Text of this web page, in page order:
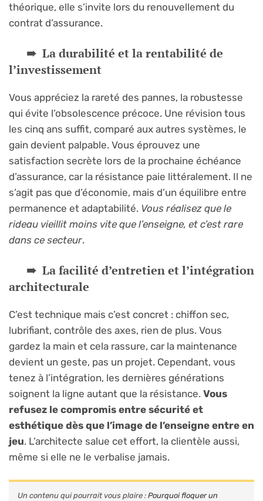
théorique, elle s’invite lors du renouvellement du
contrat d’assurance.
La durabilité et la rentabilité de
l’investissement
Vous appréciez la rareté des pannes, la robustesse
qui évite l’obsolescence précoce. Une révision tous
les cinq ans suffit, comparé aux autres systèmes, le
gain devient palpable. Vous éprouvez une
satisfaction secrète lors de la prochaine échéance
d’assurance, car la résistance paie littéralement. Il ne
s’agit pas que d’économie, mais d’un équilibre entre
permanence et adaptabilité. Vous réalisez que le
rideau vieillit moins vite que l’enseigne, et c’est rare
dans ce secteur.
La facilité d’entretien et l’intégration
architecturale
C’est technique mais c’est concret : chiffon sec,
lubrifiant, contrôle des axes, rien de plus. Vous
gardez la main et cela rassure, car la maintenance
devient un geste, pas un projet. Cependant, vous
tenez à l’intégration, les dernières générations
soignent la ligne autant que la résistance. Vous
refusez le compromis entre sécurité et
esthétique dès que l’image de l’enseigne entre en
jeu. L’architecte salue cet effort, la clientèle aussi,
même si elle ne le verbalise jamais.
Un contenu qui pourrait vous plaire : Pourquoi floquer un